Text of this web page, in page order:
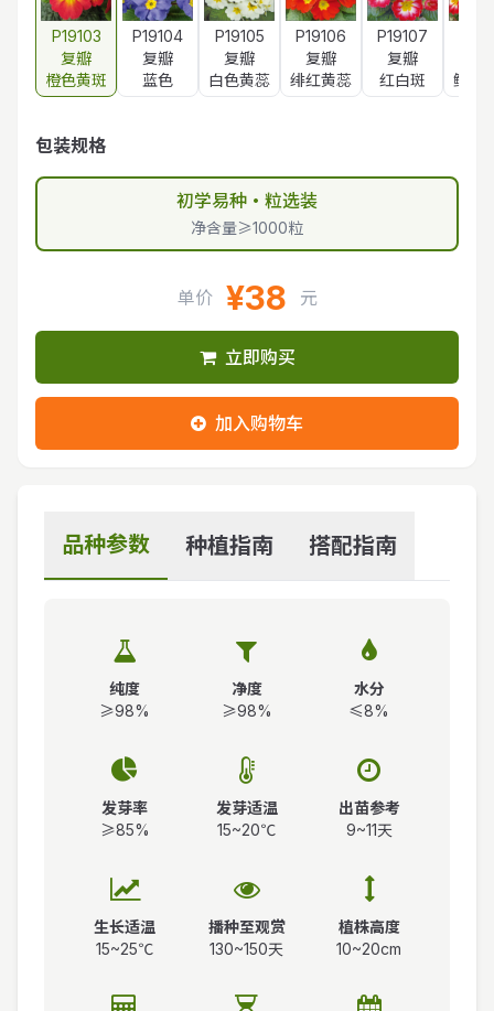
P19103
复瓣
橙色黄斑
P19104
复瓣
蓝色
P19105
复瓣
白色黄蕊
P19106
复瓣
绯红黄蕊
P19107
复瓣
红白斑
鲜红
包装规格
初学易种・粒选装
净含量≥1000粒
单价 ¥38 元
立即购买
加入购物车
品种参数 种植指南 搭配指南
纯度
≥98%
净度
≥98%
水分
≤8%
发芽率
≥85%
发芽适温
15~20℃
出苗参考
9~11天
生长适温
15~25℃
播种至观赏
130~150天
植株高度
10~20cm